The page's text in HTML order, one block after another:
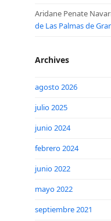
Aridane Penate
de Las Palmas de
Archives
agosto 2026
julio 2025
junio 2024
febrero 2024
junio 2022
mayo 2022
septiembre 2021